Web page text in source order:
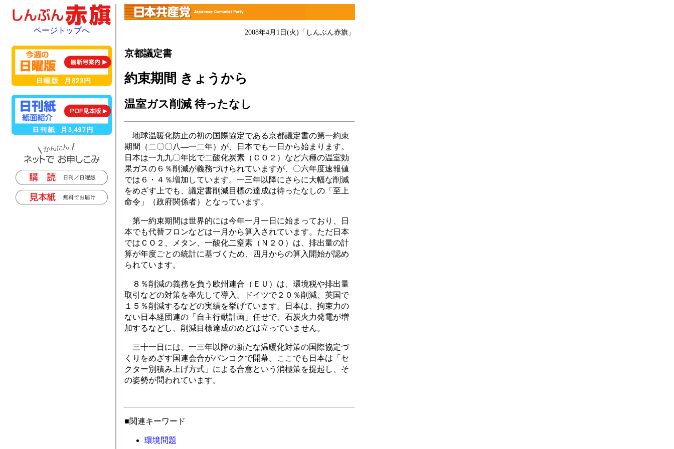
2008年4月1日(火) 「しんぶん赤旗」
京都議定書
約束期間 きょうから
温室ガス削減 待ったなし
地球温暖化防止の初の国際協定である京都議定書の第一約束
期間（二〇〇八―一二年）が、日本でも一日から始まります。
日本は一九九〇年比で二酸化炭素（ＣＯ２）など六種の温室効
果ガスの６％削減が義務づけられていますが、〇六年度速報値
では６・４％増加しています。一三年以降にさらに大幅な削減
をめざす上でも、議定書削減目標の達成は待ったなしの「至上
命令」（政府関係者）となっています。
第一約束期間は世界的には今年一月一日に始まっており、日
本でも代替フロンなどは一月から算入されています。ただ日本
ではＣＯ２、メタン、一酸化二窒素（Ｎ２Ｏ）は、排出量の計
算が年度ごとの統計に基づくため、四月からの算入開始が認め
られています。
８％削減の義務を負う欧州連合（ＥＵ）は、環境税や排出量
取引などの対策を率先して導入。ドイツで２０％削減、英国で
１５％削減するなどの実績を挙げています。日本は、拘束力の
ない日本経団連の「自主行動計画」任せで、石炭火力発電が増
加するなどし、削減目標達成のめどは立っていません。
三十一日には、一三年以降の新たな温暖化対策の国際協定づ
くりをめざす国連会合がバンコクで開幕。ここでも日本は「セ
クター別積み上げ方式」による合意という消極策を提起し、そ
の姿勢が問われています。
■関連キーワード
環境問題
ページトップへ